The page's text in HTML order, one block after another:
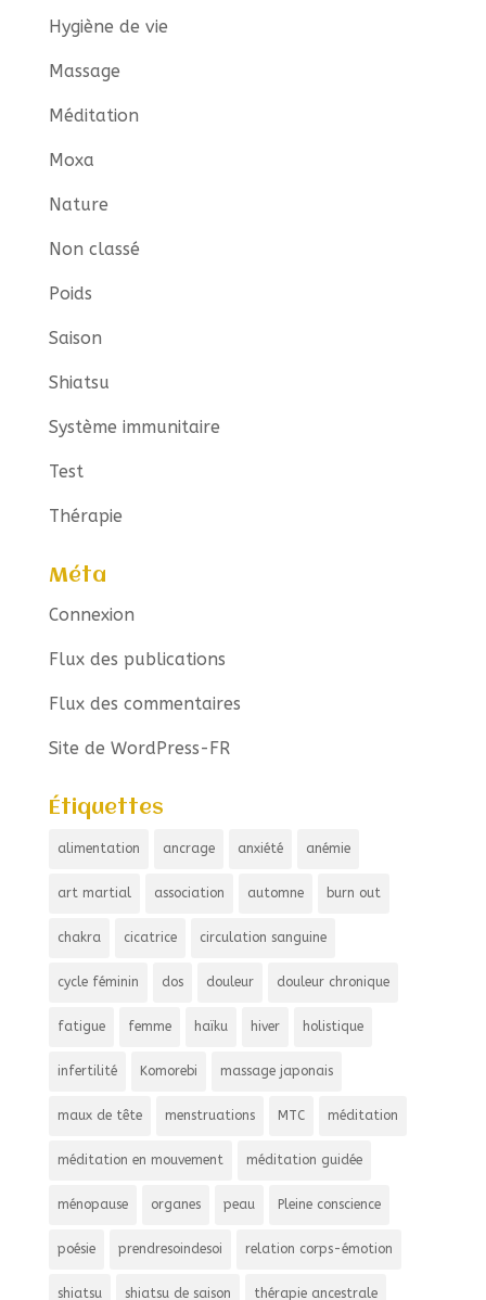
Hygiène de vie
Massage
Méditation
Moxa
Nature
Non classé
Poids
Saison
Shiatsu
Système immunitaire
Test
Thérapie
Méta
Connexion
Flux des publications
Flux des commentaires
Site de WordPress-FR
Étiquettes
alimentation ancrage anxiété anémie
art martial association automne burn out
chakra cicatrice circulation sanguine
cycle féminin dos douleur douleur chronique
fatigue femme haïku hiver holistique
infertilité Komorebi massage japonais
maux de tête menstruations MTC méditation
méditation en mouvement méditation guidée
ménopause organes peau Pleine conscience
poésie prendresoindesoi relation corps-émotion
shiatsu shiatsu de saison thérapie ancestrale